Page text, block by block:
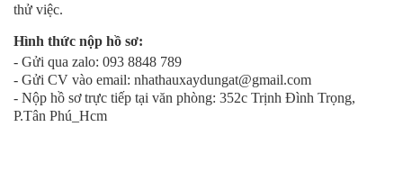
thử việc.
Hình thức nộp hồ sơ:
- Gửi qua zalo: 093 8848 789
- Gửi CV vào email: nhathauxaydungat@gmail.com
- Nộp hồ sơ trực tiếp tại văn phòng: 352c Trịnh Đình Trọng,
P.Tân Phú_Hcm